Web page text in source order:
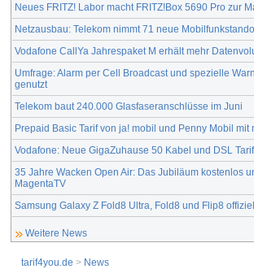
Neues FRITZ! Labor macht FRITZ!Box 5690 Pro zur
Netzausbau: Telekom nimmt 71 neue
Vodafone CallYa Jahrespaket M erhält mehr
Umfrage: Alarm per Cell Broadcast und spezielle
genutzt
Telekom baut 240.000 Glasfaseranschlüsse im Juni
Prepaid Basic Tarif von ja! mobil und Penny Mobil mit
Vodafone: Neue GigaZuhause 50 Kabel und DSL
35 Jahre Wacken Open Air: Das Jubiläum kostenlos
MagentaTV
Samsung Galaxy Z Fold8 Ultra, Fold8 und Flip8
Weitere News
tarif4you.de > News